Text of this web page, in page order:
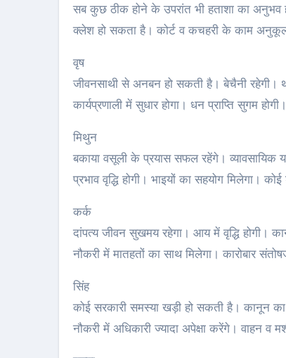
सब कुछ ठीक होने के उपरांत भी हताशा का अनुभव
क्लेश हो सकता है। कोर्ट व कचहरी के काम
वृष
जीवनसाथी से अनबन हो सकती है। बेचैनी रहेगी।
कार्यप्रणाली में सुधार होगा। धन प्राप्ति सुगम
मिथुन
बकाया वसूली के प्रयास सफल रहेंगे। व्यावसायिक
प्रभाव वृद्धि होगी। भाइयों का सहयोग मिलेगा।
कर्क
दांपत्य जीवन सुखमय रहेगा। आय में वृद्धि होगी।
नौकरी में मातहतों का साथ मिलेगा। कारोबार
सिंह
कोई सरकारी समस्या खड़ी हो सकती है। कानून
नौकरी में अधिकारी ज्यादा अपेक्षा करेंगे। वाहन व